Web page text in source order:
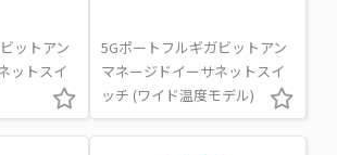
ットアン
ットスイ
5Gポートフルギガビットアン
マネージドイーサネットスイ
ッチ (ワイド温度モデル)